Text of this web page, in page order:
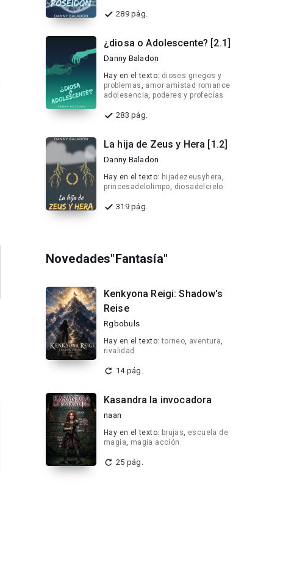
289 pág.
¿diosa o Adolescente? [2.1]
Danny Baladon
Hay en el texto: dioses griegos y
problemas, amor amistad romance
adolesencia, poderes y profecías
283 pág.
La hija de Zeus y Hera [1.2]
Danny Baladon
Hay en el texto: hijadezeusyhera,
princesadelolimpo, diosadelcielo
319 pág.
Novedades"Fantasía"
Kenkyona Reigi: Shadow's
Reise
Rgbobuls
Hay en el texto:torneo, aventura,
rivalidad
14 pág.
Kasandra la invocadora
naan
Hay en el texto: brujas, escuela de
magia, magia acción
25 pág.